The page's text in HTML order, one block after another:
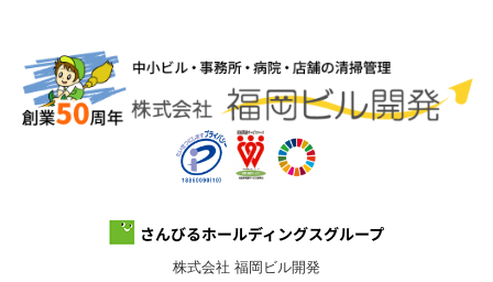
株式会社 福岡ビル開発